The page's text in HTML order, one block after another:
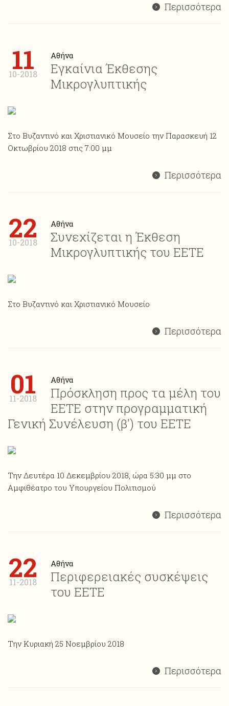
Περισσότερα
11
10-2018
Αθήνα
Εγκαίνια Έκθεσης
Μικρογλυπτικής
Στο Βυζαντινό και Χριστιανικό Μουσείο την Παρασκευή 12
Οκτωβρίου 2018 στις 7:00 μμ
Περισσότερα
22
10-2018
Αθήνα
Συνεχίζεται η Έκθεση
Μικρογλυπτικής του ΕΕΤΕ
Στο Βυζαντινό και Χριστιανικό Μουσείο
Περισσότερα
01
11-2018
Αθήνα
Πρόσκληση προς τα μέλη του
ΕΕΤΕ στην προγραμματική
Γενική Συνέλευση (β') του ΕΕΤΕ
Την Δευτέρα 10 Δεκεμβρίου 2018, ώρα 5:30 μμ στο
Αμφιθέατρο του Υπουργείου Πολιτισμού
Περισσότερα
22
11-2018
Αθήνα
Περιφερειακές συσκέψεις
του ΕΕΤΕ
Την Κυριακή 25 Νοεμβρίου 2018
Περισσότερα